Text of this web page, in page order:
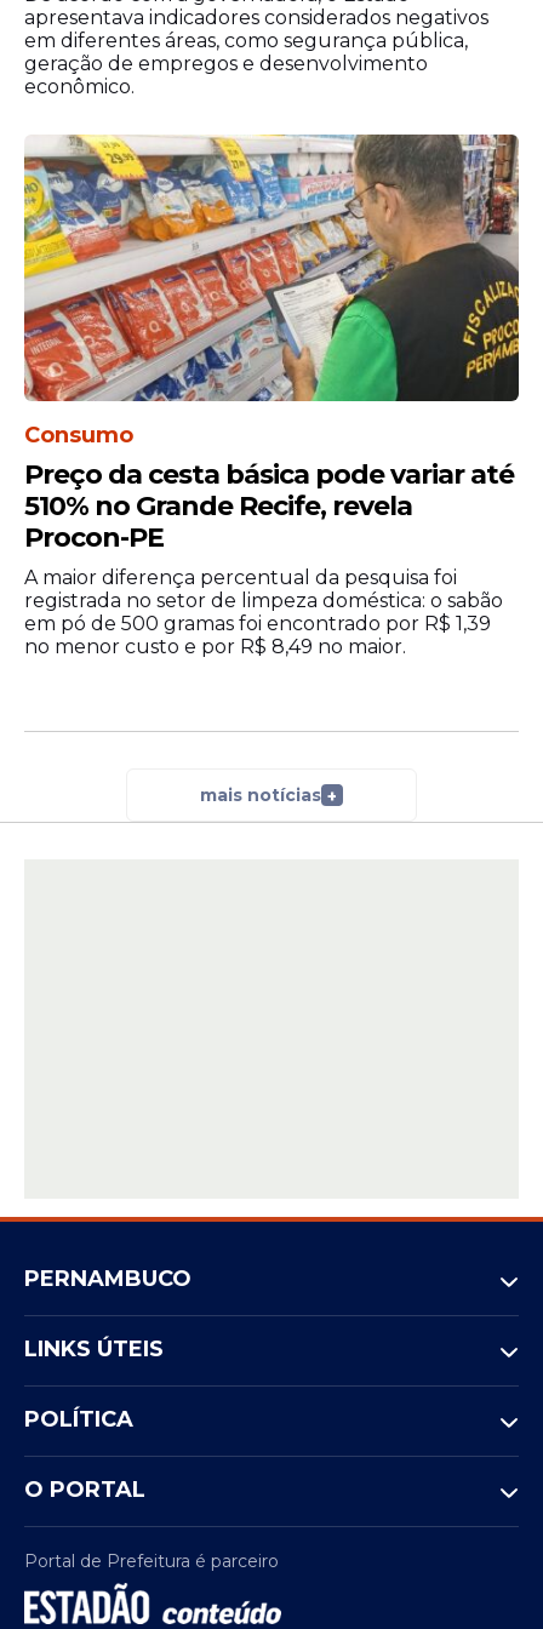
Administração, Ana Maraíza; o
comandante-geral da Polícia Militar de
Pernambuco (PMPE), Ivanildo Torres; e o
Pernambuco, Wagner Bezerra.
apresentava indicadores considerados negativos
em diferentes áreas, como segurança pública,
geração de empregos e desenvolvimento
econômico.
Consumo
Preço da cesta básica pode variar até
510% no Grande Recife, revela
Procon-PE
A maior diferença percentual da pesquisa foi
registrada no setor de limpeza doméstica: o sabão
em pó de 500 gramas foi encontrado por R$ 1,39
no menor custo e por R$ 8,49 no maior.
mais notícias +
PERNAMBUCO
LINKS ÚTEIS
POLÍTICA
O PORTAL
Portal de Prefeitura é parceiro